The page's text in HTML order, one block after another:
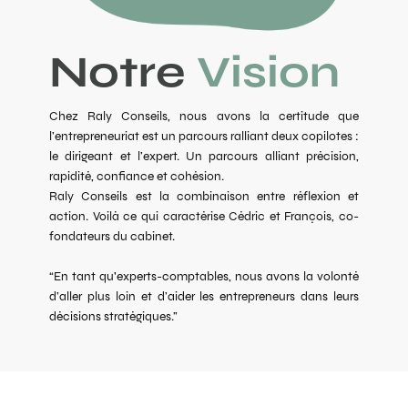
Notre Vision
Chez Raly Conseils, nous avons la certitude que
l’entrepreneuriat est un parcours ralliant deux copilotes :
le dirigeant et l’expert. Un parcours alliant précision,
rapidité, confiance et cohésion.
Raly Conseils est la combinaison entre réflexion et
action. Voilà ce qui caractérise Cédric et François, co-
fondateurs du cabinet.
“En tant qu'experts-comptables, nous avons la volonté
d’aller plus loin et d’aider les entrepreneurs dans leurs
décisions stratégiques.”